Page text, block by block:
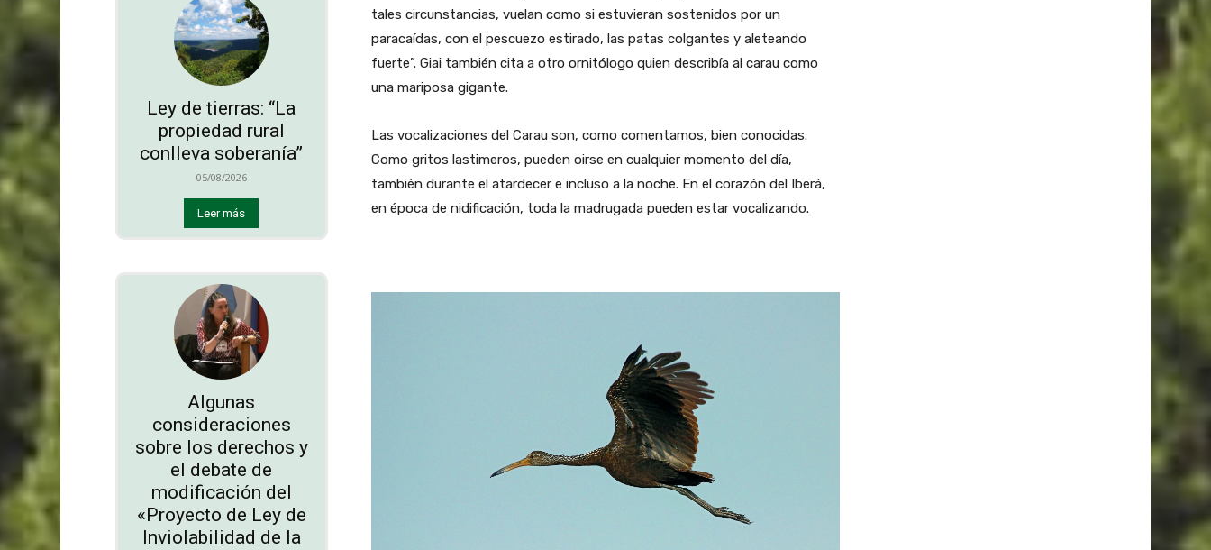
Ley de tierras: “La
propiedad rural
conlleva soberanía”
05/08/2026
Leer más
Algunas
consideraciones
sobre los derechos y
el debate de
modificación del
«Proyecto de Ley de
Inviolabilidad de la
tales circunstancias, vuelan como si estuvieran sostenidos por un
paracaídas, con el pescuezo estirado, las patas colgantes y aleteando
fuerte”. Giai también cita a otro ornitólogo quien describía al carau como
una mariposa gigante.
Las vocalizaciones del Carau son, como comentamos, bien conocidas.
Como gritos lastimeros, pueden oirse en cualquier momento del día,
también durante el atardecer e incluso a la noche. En el corazón del Iberá,
en época de nidificación, toda la madrugada pueden estar vocalizando.